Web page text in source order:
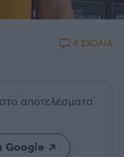
4 ΣΧΟΛΙΑ
στα αποτελέσματα
Google